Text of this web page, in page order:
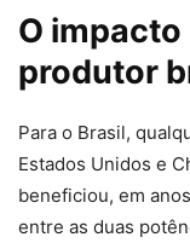
O
produtor
Para o Brasil,
Estados Unidos e
beneficiou, em
entre as duas